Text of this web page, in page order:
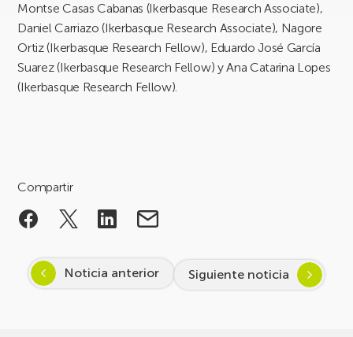
Montse Casas Cabanas (Ikerbasque Research Associate),
Daniel Carriazo (Ikerbasque Research Associate), Nagore
Ortiz (Ikerbasque Research Fellow), Eduardo José García
Suarez (Ikerbasque Research Fellow) y Ana Catarina Lopes
(Ikerbasque Research Fellow).
Compartir
Noticia anterior Siguiente noticia